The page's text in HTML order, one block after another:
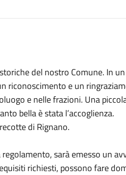
del nostro Comune. In un
riconoscimento e un
e nelle frazioni. Una
bella è stata l’accoglienza.
di Rignano.
sarà emesso un
richiesti, possono fare